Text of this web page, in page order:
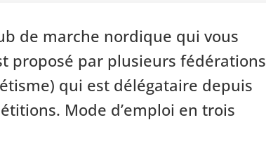
de marche nordique qui vous
proposé par plusieurs fédérations
qui est délégataire depuis
Mode d’emploi en trois